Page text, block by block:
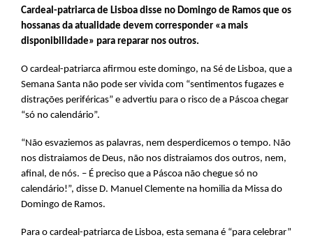
Cardeal-patriarca de Lisboa disse no Domingo de Ramos que os
hossanas da atualidade devem corresponder «a mais
disponibilidade» para reparar nos outros.
O cardeal-patriarca afirmou este domingo, na Sé de Lisboa, que a
Semana Santa não pode ser vivida com “sentimentos fugazes e
distrações periféricas” e advertiu para o risco de a Páscoa chegar
“só no calendário”.
“Não esvaziemos as palavras, nem desperdicemos o tempo. Não
nos distraiamos de Deus, não nos distraiamos dos outros, nem,
afinal, de nós. – É preciso que a Páscoa não chegue só no
calendário!”, disse D. Manuel Clemente na homilia da Missa do
Domingo de Ramos.
Para o cardeal-patriarca de Lisboa, esta semana é “para celebrar”